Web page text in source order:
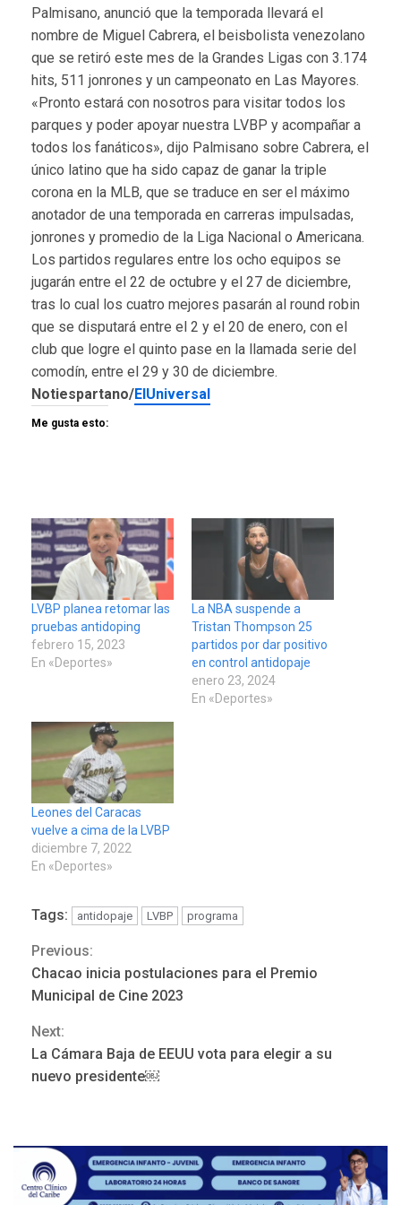
Palmisano, anunció que la temporada llevará el
nombre de Miguel Cabrera, el beisbolista venezolano
que se retiró este mes de la Grandes Ligas con 3.174
hits, 511 jonrones y un campeonato en Las Mayores.
«Pronto estará con nosotros para visitar todos los
parques y poder apoyar nuestra LVBP y acompañar a
todos los fanáticos», dijo Palmisano sobre Cabrera, el
único latino que ha sido capaz de ganar la triple
corona en la MLB, que se traduce en ser el máximo
anotador de una temporada en carreras impulsadas,
jonrones y promedio de la Liga Nacional o Americana.
Los partidos regulares entre los ocho equipos se
jugarán entre el 22 de octubre y el 27 de diciembre,
tras lo cual los cuatro mejores pasarán al round robin
que se disputará entre el 2 y el 20 de enero, con el
club que logre el quinto pase en la llamada serie del
comodín, entre el 29 y 30 de diciembre.
Notiespartano/ElUniversal
Me gusta esto:
LVBP planea retomar las
pruebas antidoping
febrero 15, 2023
En «Deportes»
La NBA suspende a
Tristan Thompson 25
partidos por dar positivo
en control antidopaje
enero 23, 2024
En «Deportes»
Leones del Caracas
vuelve a cima de la LVBP
diciembre 7, 2022
En «Deportes»
Tags: antidopaje LVBP programa
Continue
Reading
Previous:
Chacao inicia postulaciones para el Premio
Municipal de Cine 2023
Next:
La Cámara Baja de EEUU vota para elegir a su
nuevo presidente￼
POLÍTICA
TITULARES
INTERNACIONALES ÚLTIMA HORA
Hiroshima 81 años de la